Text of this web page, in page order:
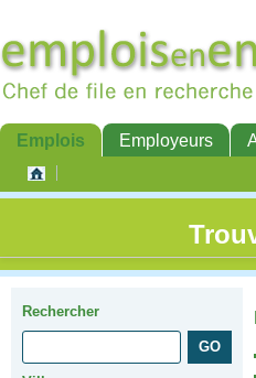
Emplois Employeurs
Rechercher